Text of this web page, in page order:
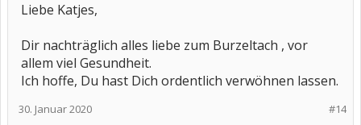
Liebe Katjes,
Dir nachträglich alles liebe zum Burzeltach , vor
allem viel Gesundheit.
Ich hoffe, Du hast Dich ordentlich verwöhnen lassen.
#14
30. Januar 2020